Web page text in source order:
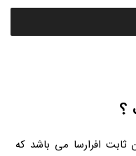
؟
ثابت افرارسا می باشد که